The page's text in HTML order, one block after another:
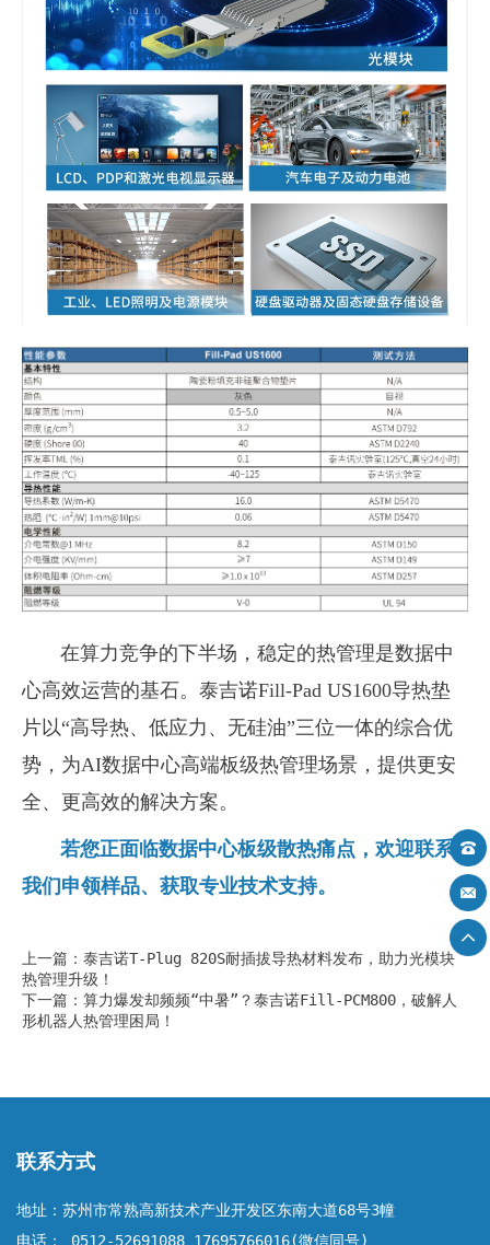
在算力竞争的下半场，稳定的热管理是数据中
心高效运营的基石。泰吉诺Fill-Pad US1600导热垫
片以“高导热、低应力、无硅油”三位一体的综合优
势，为AI数据中心高端板级热管理场景，提供更安
全、更高效的解决方案。
若您正面临数据中心板级散热痛点，欢迎联系
我们申领样品、获取专业技术支持。
上一篇：泰吉诺T-Plug 820S耐插拔导热材料发布，助力光模块
热管理升级！
下一篇：算力爆发却频频“中暑”？泰吉诺Fill-PCM800，破解人
形机器人热管理困局！
联系方式
地址：苏州市常熟高新技术产业开发区东南大道68号3幢
电话： 0512-52691088 17695766016(微信同号)